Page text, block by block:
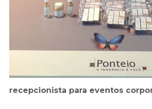
recepcionista para eventos